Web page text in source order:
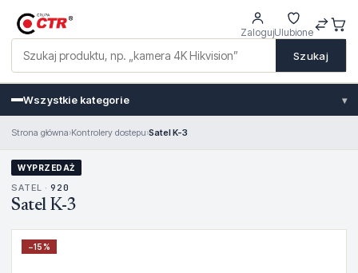
Szukaj
ZalogujUlubione
Wszystkie kategorie ▾
Strona główna›Kontrolery dostepu›Satel K-3
WYPRZEDAŻ
SATEL · 920
Satel K-3
−15%